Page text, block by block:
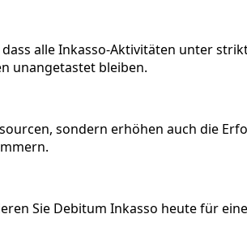
alle Inkasso-Aktivitäten unter
unangetastet bleiben.
sondern erhöhen auch die
Sie Debitum Inkasso heute für